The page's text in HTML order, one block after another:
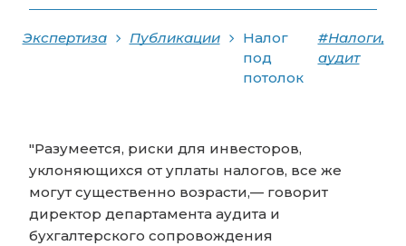
Экспертиза Публикации
Налог
под
потолок
#Налоги,
аудит
"Разумеется, риски для инвесторов,
уклоняющихся от уплаты налогов, все же
могут существенно возрасти,— говорит
директор департамента аудита и
бухгалтерского сопровождения